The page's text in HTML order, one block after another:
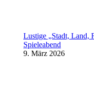
Lustige „Stadt, Land,
Spieleabend
9. März 2026